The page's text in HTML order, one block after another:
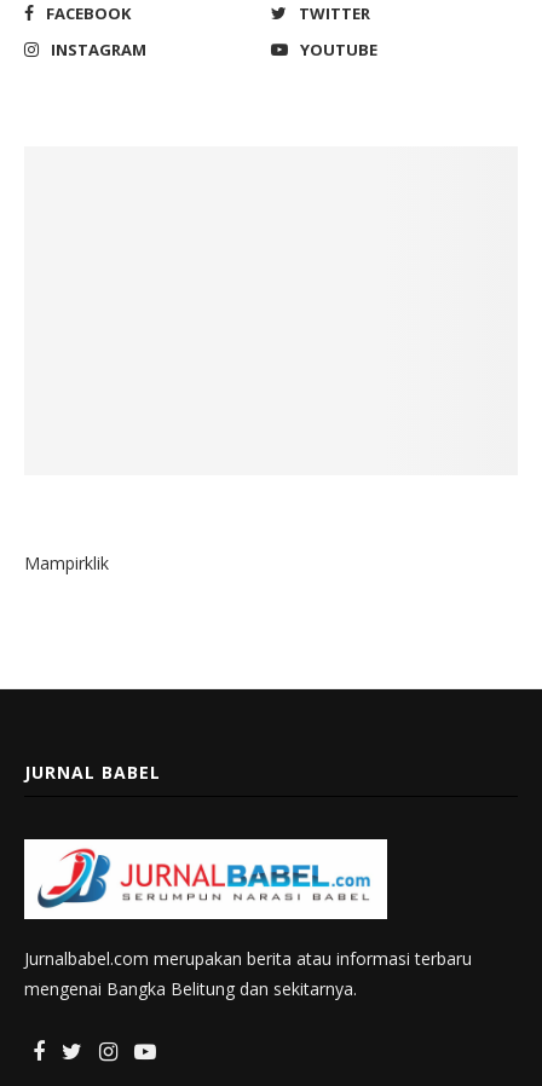
FACEBOOK
TWITTER
INSTAGRAM
YOUTUBE
Mampirklik
JURNAL BABEL
Jurnalbabel.com merupakan berita atau informasi terbaru
mengenai Bangka Belitung dan sekitarnya.